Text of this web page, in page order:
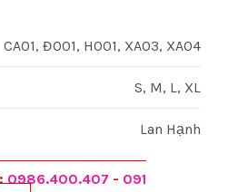
CA01, ĐO01, HO01, XA03, XA04
S, M, L, XL
Lan Hạnh
0986.400.407 - 091